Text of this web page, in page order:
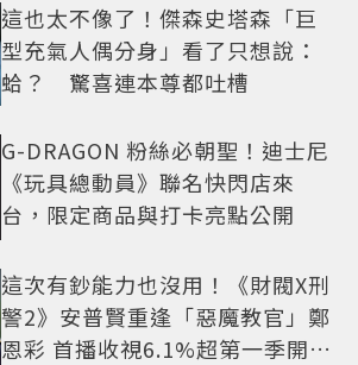
這也太不像了！傑森史塔森「巨
型充氣人偶分身」看了只想說：
蛤？ 驚喜連本尊都吐槽
G-DRAGON 粉絲必朝聖！迪士尼
《玩具總動員》聯名快閃店來
台，限定商品與打卡亮點公開
這次有鈔能力也沒用！《財閥X刑
警2》安普賢重逢「惡魔教官」鄭
恩彩 首播收視6.1%超第一季開紅